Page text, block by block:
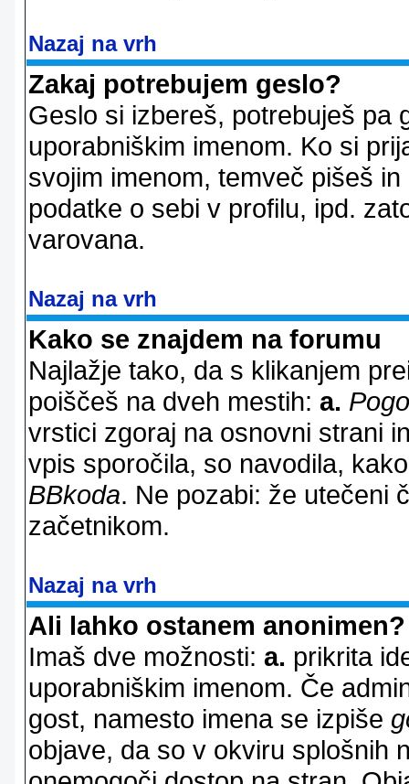
Nazaj na vrh
Zakaj potrebujem geslo?
Geslo si izbereš, potrebuješ pa
uporabniškim imenom. Ko si
svojim imenom, temveč pišeš
podatke o sebi v profilu, ipd.
varovana.
Nazaj na vrh
Kako se znajdem na forumu
Najlažje tako, da s klikanjem
poiščeš na dveh mestih: a.
vrstici zgoraj na osnovni strani
vpis sporočila, so navodila,
BBkoda. Ne pozabi: že utečeni
začetnikom.
Nazaj na vrh
Ali lahko ostanem anonimen?
Imaš dve možnosti: a. prikrita
uporabniškim imenom. Če
gost, namesto imena se izpiše
objave, da so v okviru splošnih